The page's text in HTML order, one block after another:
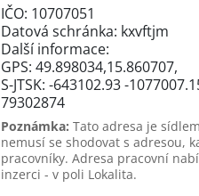
IČO: 10707051
Datová schránka: kxvftjm
Další informace:
GPS: 49.898034,15.860707,
S-JTSK: -643102.93 -
79302874
Poznámka: Tato adresa je
nemusí se shodovat s adresou,
pracovníky. Adresa pracovní
inzerci - v poli Lokalita.